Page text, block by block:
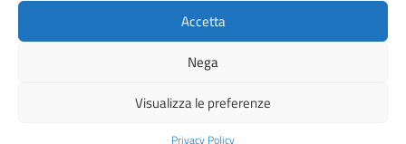
Accetta
Nega
Visualizza le preferenze
Privacy Policy
Instagram